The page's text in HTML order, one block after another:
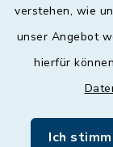
verstehen, wie
unser Angebot
hierfür
Ich
Donnerstag
09:00 -
09:00 -